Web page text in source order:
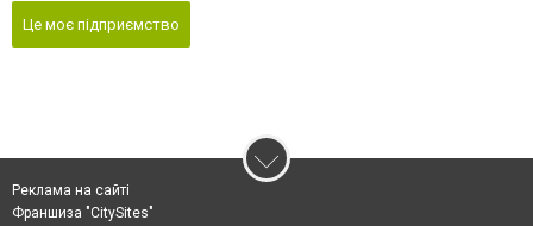
Це моє підприємство
Реклама на сайті
Франшиза "CitySites"